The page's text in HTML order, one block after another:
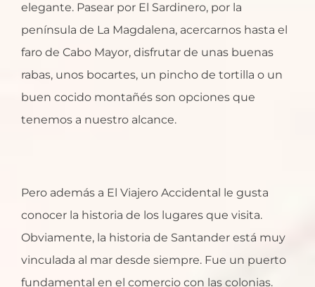
elegante. Pasear por El Sardinero, por la
península de La Magdalena, acercarnos hasta el
faro de Cabo Mayor, disfrutar de unas buenas
rabas, unos bocartes, un pincho de tortilla o un
buen cocido montañés son opciones que
tenemos a nuestro alcance.
Pero además a El Viajero Accidental le gusta
conocer la historia de los lugares que visita.
Obviamente, la historia de Santander está muy
vinculada al mar desde siempre. Fue un puerto
fundamental en el comercio con las colonias.